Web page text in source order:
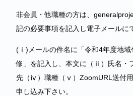
非会員・他職種の方は、
記の必要事項を記入し電子メールに
(ⅰ)メールの件名に「令和4年度地域
修」を記入し、本文に（ⅱ）氏名・
先（ⅳ）職種（ⅴ）ZoomURL送付
申し込み下さい。